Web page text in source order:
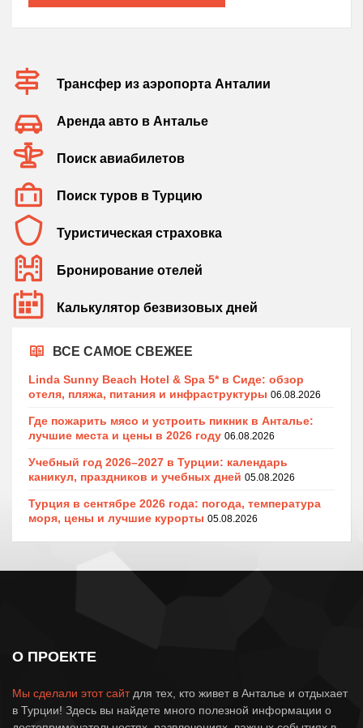
Трансфер из аэропорта Анталии
Аренда авто в Анталье
Поиск авиабилетов
Поиск туров в Турцию
Туристическая страховка
Бронирование отелей
Калькулятор безвизовых дней
ВСЕ САМОЕ СВЕЖЕЕ
Linda Sunny Beach Hotel & Spa 5* в Сиде: обзор
отеля, пляжа, питания и инфраструктуры 06.08.2026
Где пожарить мясо и устроить пикник в Анталье:
лучшие места и цены в 2026 году 06.08.2026
Учебный год 2026–2027 в Турции: календарь
каникул, праздников и учебных дней 05.08.2026
Турция в сентябре 2026 года: погода, температура
моря, цены и лучшие курорты 05.08.2026
О ПРОЕКТЕ
Мы сделали этот сайтдля тех, кто живет в Анталье и отдыхает
в Турции! Здесь вы найдете много полезной информации о